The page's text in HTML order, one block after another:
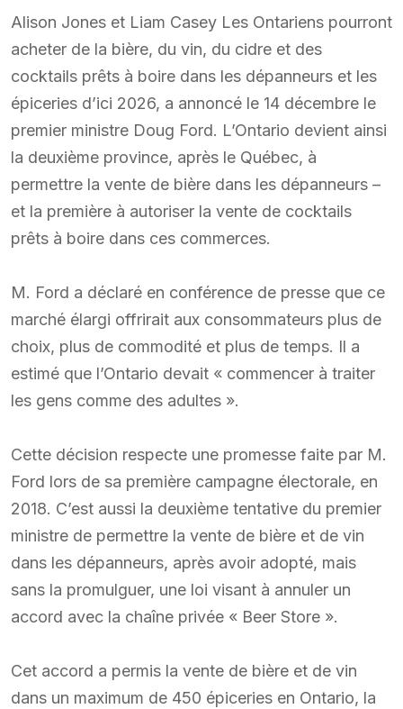
Alison Jones et Liam Casey Les Ontariens pourront
acheter de la bière, du vin, du cidre et des
cocktails prêts à boire dans les dépanneurs et les
épiceries d’ici 2026, a annoncé le 14 décembre le
premier ministre Doug Ford. L’Ontario devient ainsi
la deuxième province, après le Québec, à
permettre la vente de bière dans les dépanneurs –
et la première à autoriser la vente de cocktails
prêts à boire dans ces commerces.
M. Ford a déclaré en conférence de presse que ce
marché élargi offrirait aux consommateurs plus de
choix, plus de commodité et plus de temps. Il a
estimé que l’Ontario devait « commencer à traiter
les gens comme des adultes ».
Cette décision respecte une promesse faite par M.
Ford lors de sa première campagne électorale, en
2018. C’est aussi la deuxième tentative du premier
ministre de permettre la vente de bière et de vin
dans les dépanneurs, après avoir adopté, mais
sans la promulguer, une loi visant à annuler un
accord avec la chaîne privée « Beer Store ».
Cet accord a permis la vente de bière et de vin
dans un maximum de 450 épiceries en Ontario, la